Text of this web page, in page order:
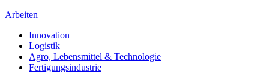
Arbeiten
Innovation
Logistik
Agro, Lebensmittel & Technologie
Fertigungsindustrie